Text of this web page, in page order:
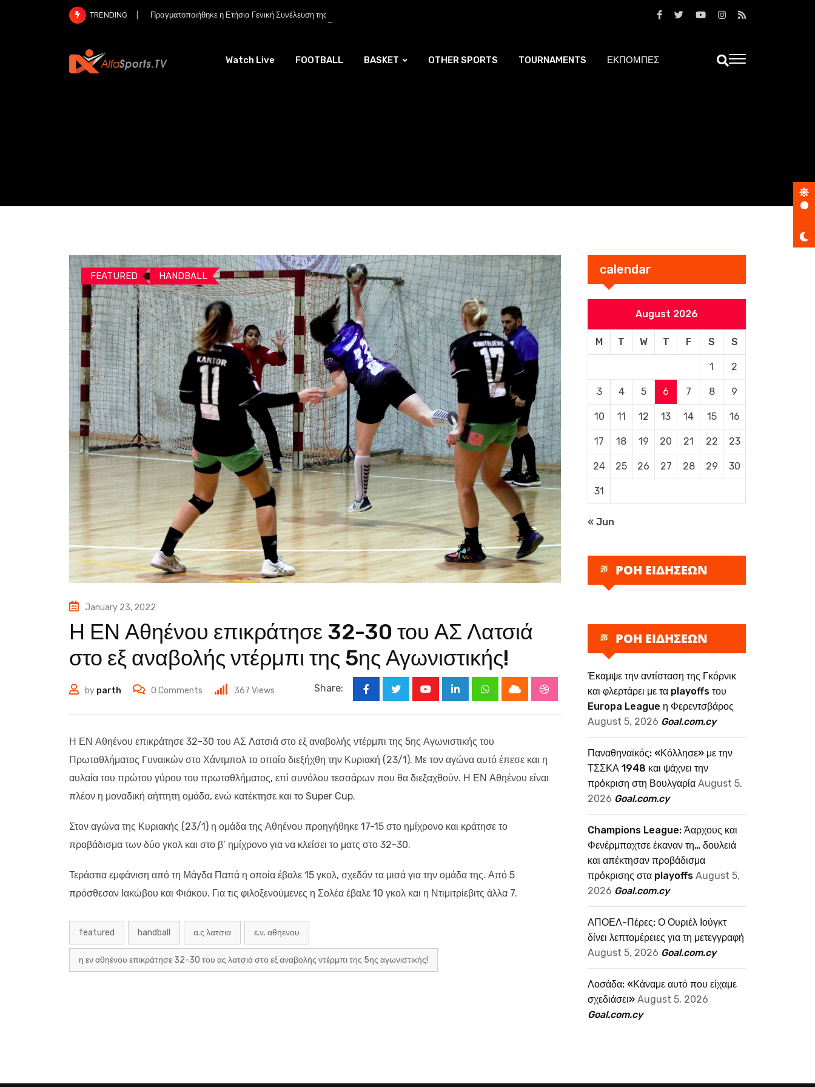
TRENDING Πραγματοποιήθηκε η Ετήσια Γενική Συνέλευση της ΚΟΚ – Νέος Πρόεδρος ο Λούης Δημητρίου (BINTEO)
Watch Live FOOTBALL BASKET OTHER SPORTS TOURNAMENTS ΕΚΠΟΜΠΕΣ
FEATURED HANDBALL
January 23, 2022
Η ΕΝ Αθηένου επικράτησε 32-30 του ΑΣ Λατσιά
στο εξ αναβολής ντέρμπι της 5ης Αγωνιστικής!
by parth 0 Comments 367 Views Share:
LinkedInWhatsappCloud StumbleUpon
Η ΕΝ Αθηένου επικράτησε 32-30 του ΑΣ Λατσιά στο εξ αναβολής ντέρμπι της 5ης Αγωνιστικής του
Πρωταθλήματος Γυναικών στο Χάντμπολ το οποίο διεξήχθη την Κυριακή (23/1). Με τον αγώνα αυτό έπεσε και η
αυλαία του πρώτου γύρου του πρωταθλήματος, επί συνόλου τεσσάρων που θα διεξαχθούν. Η ΕΝ Αθηένου είναι
πλέον η μοναδική αήττητη ομάδα, ενώ κατέκτησε και το Super Cup.
Στον αγώνα της Κυριακής (23/1) η ομάδα της Αθηένου προηγήθηκε 17-15 στο ημίχρονο και κράτησε το
προβάδισμα των δύο γκολ και στο β’ ημίχρονο για να κλείσει το ματς στο 32-30.
Τεράστια εμφάνιση από τη Μάγδα Παπά η οποία έβαλε 15 γκολ, σχεδόν τα μισά για την ομάδα της. Από 5
πρόσθεσαν Ιακώβου και Φιάκου. Για τις φιλοξενούμενες η Σολέα έβαλε 10 γκολ και η Ντιμιτρίεβιτς άλλα 7.
featured handball α.ς λατσια ε.ν. αθηενου
η εν αθηένου επικράτησε 32-30 του ας λατσιά στο εξ αναβολής ντέρμπι της 5ης αγωνιστικής!
calendar
August 2026
M T W T F S S
1 2
3 4 5 6 7 8 9
10 11 12 13 14 15 16
17 18 19 20 21 22 23
24 25 26 27 28 29 30
31
« Jun
ΡΟΗ ΕΙΔΗΣΕΩΝ
ΡΟΗ ΕΙΔΗΣΕΩΝ
Έκαμψε την αντίσταση της Γκόρνικ
και φλερτάρει με τα playoffs του
Europa League η Φερεντσβάρος
August 5, 2026 Goal.com.cy
Παναθηναϊκός: «Κόλλησε» με την
ΤΣΣΚΑ 1948 και ψάχνει την
πρόκριση στη Βουλγαρία August 5,
2026 Goal.com.cy
Champions League: Άαρχους και
Φενέρμπαχτσε έκαναν τη… δουλειά
και απέκτησαν προβάδισμα
πρόκρισης στα playoffs August 5,
2026 Goal.com.cy
ΑΠΟΕΛ-Πέρες: Ο Ουριέλ Ιούγκτ
δίνει λεπτομέρειες για τη μετεγγραφή
August 5, 2026 Goal.com.cy
Λοσάδα: «Κάναμε αυτό που είχαμε
σχεδιάσει» August 5, 2026
Goal.com.cy